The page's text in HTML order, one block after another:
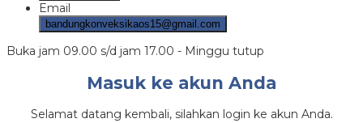
Email
bandungkonveksikaos15@gmail.com
Buka jam 09.00 s/d jam 17.00 - Minggu tutup
Masuk ke akun Anda
Selamat datang kembali, silahkan login ke akun Anda.